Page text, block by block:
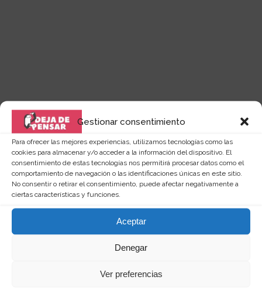
Gestionar consentimiento
Para ofrecer las mejores experiencias, utilizamos tecnologías como las
cookies para almacenar y/o acceder a la información del dispositivo. El
consentimiento de estas tecnologías nos permitirá procesar datos como el
comportamiento de navegación o las identificaciones únicas en este sitio.
No consentir o retirar el consentimiento, puede afectar negativamente a
ciertas características y funciones.
Aceptar
Denegar
Ver preferencias
Quizás te puede interesar...